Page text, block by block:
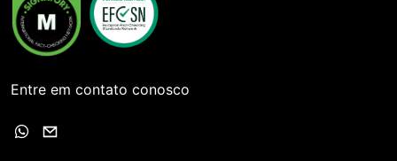
Entre em contato conosco